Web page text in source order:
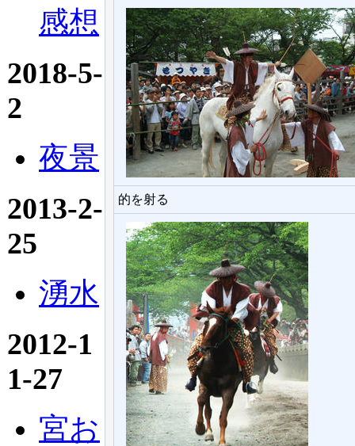
感想
2018-5-
2
夜景
2013-2-
25
湧水
2012-1
1-27
宮お
的を射る